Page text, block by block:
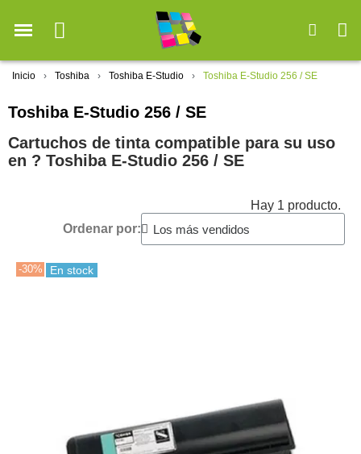
Inicio Toshiba Toshiba E-Studio Toshiba E-Studio 256 / SE
Toshiba E-Studio 256 / SE
Cartuchos de tinta compatible para su uso
en ?️ Toshiba E-Studio 256 / SE
Hay 1 producto.
Ordenar por:
-30% En stock